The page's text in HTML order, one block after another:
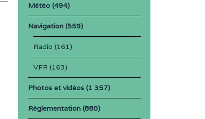
Météo(494)
Navigation(559)
Radio (161)
VFR (163)
Photos et vidéos(1 357)
Réglementation(880)